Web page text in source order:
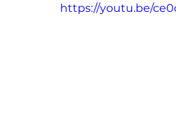
https://youtu.be/